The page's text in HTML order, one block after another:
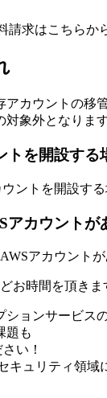
請求はこちらか
カウントの移
象外となりま
トを開設する
アカウントが
お時間を頂きま
ションサービス
題も
い！
キュリティ領域